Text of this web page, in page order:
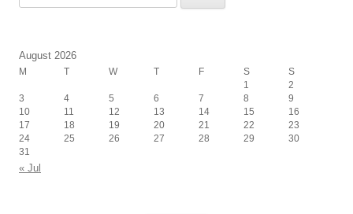
August 2026
M W F S
S
1
2
3
4 5 6 7 8
9
10
11 12 13 14 15
16
17
18 19 20 21 22
23
24
25 26 27 28 29
30
31
« Jul